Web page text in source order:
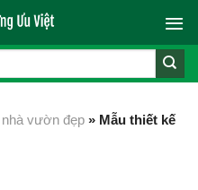
nhà vườn đẹp » Mẫu thiết kế